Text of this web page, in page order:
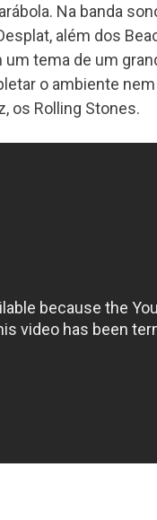
Na banda
além dos
tema de um
o ambiente
os Rolling Stones.